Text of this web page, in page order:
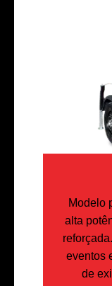
Modelo
alta
eventos
de